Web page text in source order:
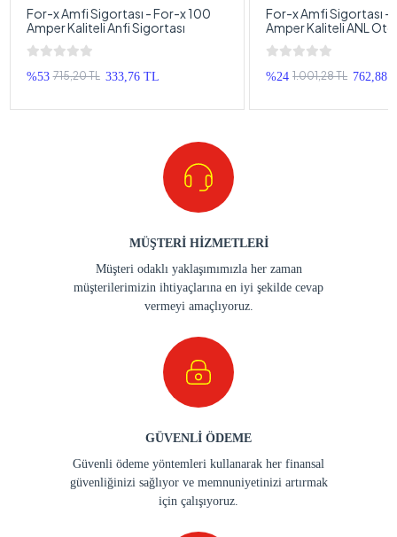
For-x Amfi Sigortası - For-x 100
Amper Kaliteli Anfi Sigortası
%53 715,20 TL 333,76 TL
For-x Amfi Sigortası
Amper Kaliteli ANL
Sigortası
%24 1.001,28 TL 762,88
MÜŞTERİ HİZMETLERİ
Müşteri odaklı yaklaşımımızla her zaman
müşterilerimizin ihtiyaçlarına en iyi şekilde cevap
vermeyi amaçlıyoruz.
GÜVENLİ ÖDEME
Güvenli ödeme yöntemleri kullanarak her finansal
güvenliğinizi sağlıyor ve memnuniyetinizi artırmak
için çalışıyoruz.